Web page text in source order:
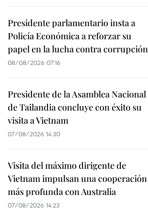
Presidente parlamentario insta a
Policía Económica a reforzar su
papel en la lucha contra corrupción
08/08/2026 07:16
Presidente de la Asamblea Nacional
de Tailandia concluye con éxito su
visita a Vietnam
07/08/2026 14:30
Visita del máximo dirigente de
Vietnam impulsan una cooperación
más profunda con Australia
07/08/2026 14:23